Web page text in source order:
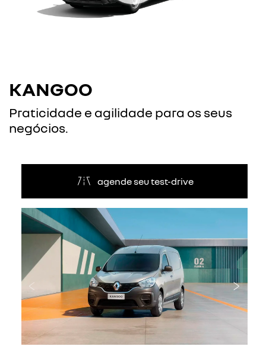
KANGOO
Praticidade e agilidade para os seus
negócios.
agende seu test-drive
Anterior